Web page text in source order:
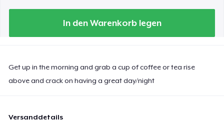
In den Warenkorb legen
Get up in the morning and grab a cup of coffee or tea rise
above and crack on having a great day/night
Versanddetails